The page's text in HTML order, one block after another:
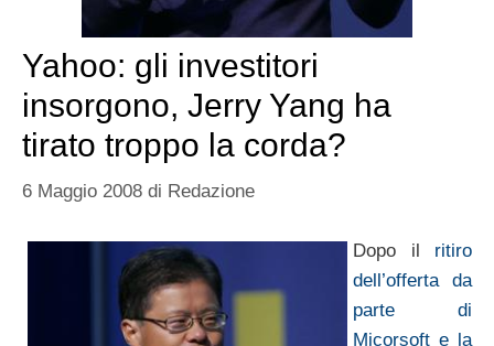
Yahoo: gli investitori
insorgono, Jerry Yang ha
tirato troppo la corda?
6 Maggio 2008 di Redazione
Dopo il ritiro
dell’offerta da
parte di
Micorsoft e la